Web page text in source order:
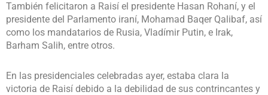
También felicitaron a Raisí el presidente Hasan Rohaní, y el
presidente del Parlamento iraní, Mohamad Baqer Qalibaf, así
como los mandatarios de Rusia, Vladímir Putin, e Irak,
Barham Salih, entre otros.
En las presidenciales celebradas ayer, estaba clara la
victoria de Raisí debido a la debilidad de sus contrincantes y